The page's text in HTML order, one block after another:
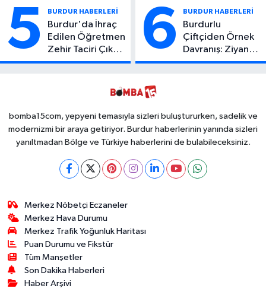
5 BURDUR HABERLERİ
Burdur'da İhraç
Edilen Öğretmen
Zehir Taciri Çıktı:
Binlerce
6 BURDUR HABERLERİ
Burdurlu
Çiftçiden Örnek
Davranış: Ziyan
Olmasın Diye
Toplayabilecek
bomba15com, yepyeni temasıyla sizleri buluştururken, sadelik ve
modernizmi bir araya getiriyor. Burdur haberlerinin yanında sizleri
yanıltmadan Bölge ve Türkiye haberlerini de bulabileceksiniz.
Merkez Nöbetçi Eczaneler
Merkez Hava Durumu
Merkez Trafik Yoğunluk Haritası
Puan Durumu ve Fikstür
Tüm Manşetler
Son Dakika Haberleri
Haber Arşivi